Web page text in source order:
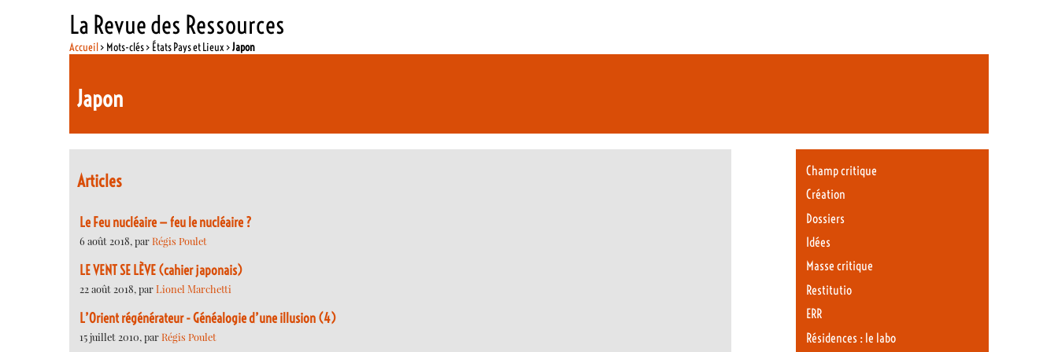
La Revue des Ressources
Accueil> Mots-clés > États Pays et Lieux >Japon
Japon
Articles
Le Feu nucléaire — feu le nucléaire ?
6 août 2018, parRégis Poulet
LE VENT SE LÈVE (cahier japonais)
22 août 2018, parLionel Marchetti
L’Orient régénérateur - Généalogie d’une illusion (4)
15 juillet 2010, parRégis Poulet
Champ critique
Création
Dossiers
Idées
Masse critique
Restitutio
ERR
Résidences : le labo